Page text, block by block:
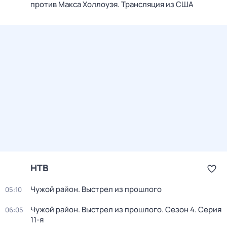
против Макса Холлоуэя. Трансляция из США
НТВ
05:10 Чужой район. Выстрел из прошлого
06:05 Чужой район. Выстрел из прошлого. Сезон 4. Серия
11-я